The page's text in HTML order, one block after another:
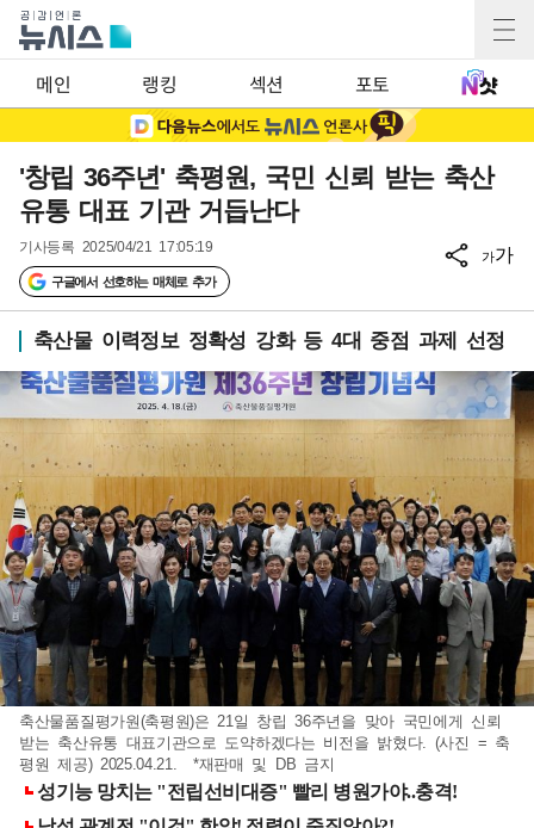
메인 랭킹 섹션 포토
'창립 36주년' 축평원, 국민 신뢰 받는 축산
유통 대표 기관 거듭난다
기사등록 2025/04/21 17:05:19
구글에서 선호하는 매체로 추가
가가
축산물 이력정보 정확성 강화 등 4대 중점 과제 선정
축산물품질평가원(축평원)은 21일 창립 36주년을 맞아 국민에게 신뢰
받는 축산유통 대표기관으로 도약하겠다는 비전을 밝혔다. (사진 = 축
평원 제공) 2025.04.21. *재판매 및 DB 금지